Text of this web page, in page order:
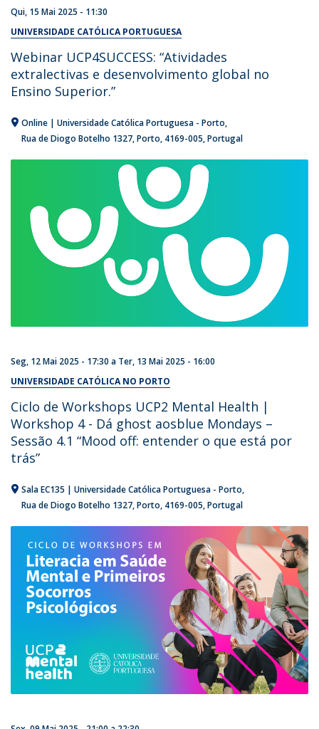
Qui, 15 Mai 2025 - 11:30
UNIVERSIDADE CATÓLICA PORTUGUESA
Webinar UCP4SUCCESS: “Atividades
extralectivas e desenvolvimento global no
Ensino Superior.”
Online | Universidade Católica Portuguesa - Porto
Rua de Diogo Botelho 1327 Porto 4169-005 Portugal
Seg, 12 Mai 2025 - 17:30 a Ter, 13 Mai 2025 - 16:00
UNIVERSIDADE CATÓLICA NO PORTO
Ciclo de Workshops UCP2 Mental Health |
Workshop 4 - Dá ghost aosblue Mondays –
Sessão 4.1 “Mood off: entender o que está por
trás”
Sala EC135 | Universidade Católica Portuguesa - Porto
Rua de Diogo Botelho 1327 Porto 4169-005 Portugal